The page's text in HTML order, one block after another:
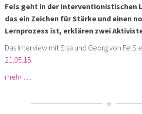
Fels geht in der Interventionistischen
das ein Zeichen für Stärke und einen
Lernprozess ist, erklären zwei
Das Interview mit Elsa und Georg von FelS
21.05.15
mehr …